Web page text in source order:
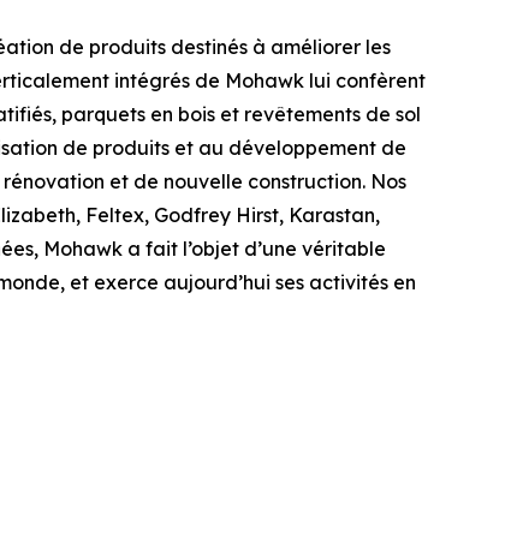
de produits destinés à améliorer les
intégrés de Mohawk lui confèrent
parquets en bois et revêtements de sol
de produits et au développement de
et de nouvelle construction. Nos
Feltex, Godfrey Hirst, Karastan,
Mohawk a fait l’objet d’une véritable
et exerce aujourd’hui ses activités en